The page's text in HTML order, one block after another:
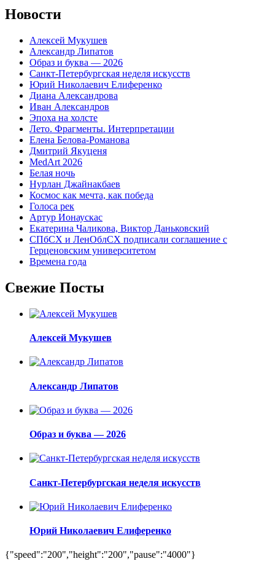
Новости
Алексей Мукушев
Александр Липатов
Образ и буква — 2026
Санкт-Петербургская неделя искусств
Юрий Николаевич Елиференко
Диана Александрова
Иван Александров
Эпоха на холсте
Лето. Фрагменты. Интерпретации
Елена Белова-Романова
Дмитрий Якуценя
MedArt 2026
Белая ночь
Нурлан Джайнакбаев
Космос как мечта, как победа
Голоса рек
Артур Ионаускас
Екатерина Чаликова, Виктор Даньковский
СПбСХ и ЛенОблСХ подписали соглашение с
Герценовским университетом
Времена года
Свежие Посты
Алексей Мукушев
Александр Липатов
Образ и буква — 2026
Санкт-Петербургская неделя искусств
Юрий Николаевич Елиференко
{"speed":"200","height":"200","pause":"4000"}